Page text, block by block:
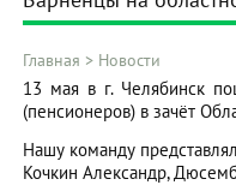
Строка
навигации
Главная > Новости
13 мая в г. Челябинск
(пенсионеров) в зачёт
Нашу команду
Кочкин Александр,